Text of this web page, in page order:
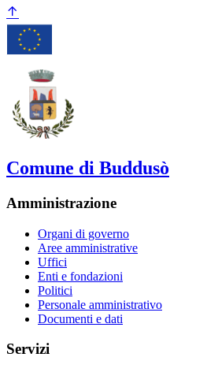
Comune di Buddusò
Amministrazione
Organi di governo
Aree amministrative
Uffici
Enti e fondazioni
Politici
Personale amministrativo
Documenti e dati
Servizi